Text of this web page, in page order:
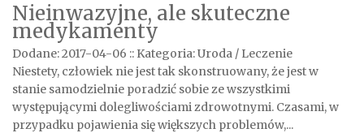
Nieinwazyjne, ale skuteczne
medykamenty
Dodane: 2017-04-06 :: Kategoria: Uroda / Leczenie
Niestety, człowiek nie jest tak skonstruowany, że jest w
stanie samodzielnie poradzić sobie ze wszystkimi
występującymi dolegliwościami zdrowotnymi. Czasami, w
przypadku pojawienia się większych problemów,...